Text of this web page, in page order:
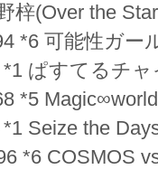
梓(Over the
*6 可能性ガー
ぱすてるチ
*5
Seize the
*6 COSMOS